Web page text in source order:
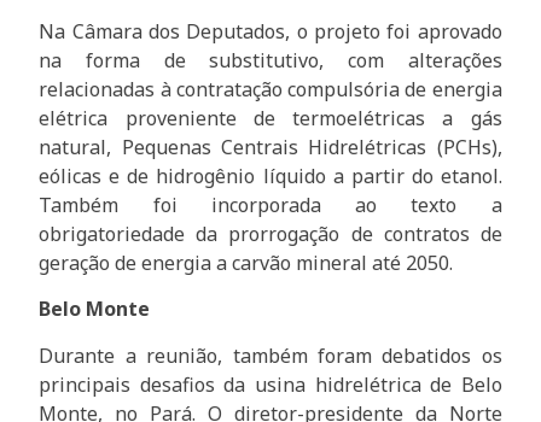
Na Câmara dos Deputados, o projeto foi aprovado
na forma de substitutivo, com alterações
relacionadas à contratação compulsória de energia
elétrica proveniente de termoelétricas a gás
natural, Pequenas Centrais Hidrelétricas (PCHs),
eólicas e de hidrogênio líquido a partir do etanol.
Também foi incorporada ao texto a
obrigatoriedade da prorrogação de contratos de
geração de energia a carvão mineral até 2050.
Belo Monte
Durante a reunião, também foram debatidos os
principais desafios da usina hidrelétrica de Belo
Monte, no Pará. O diretor-presidente da Norte